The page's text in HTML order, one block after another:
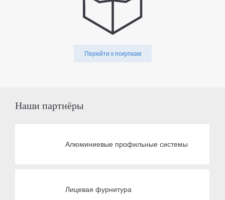
Перейти к покупкам
Наши партнёры
Алюминиевые профильные системы
Лицевая фурнитура